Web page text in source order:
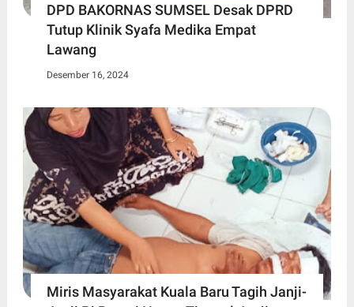
DPD BAKORNAS SUMSEL Desak DPRD
Tutup Klinik Syafa Medika Empat
Lawang
Desember 16, 2024
Miris Masyarakat Kuala Baru Tagih Janji-